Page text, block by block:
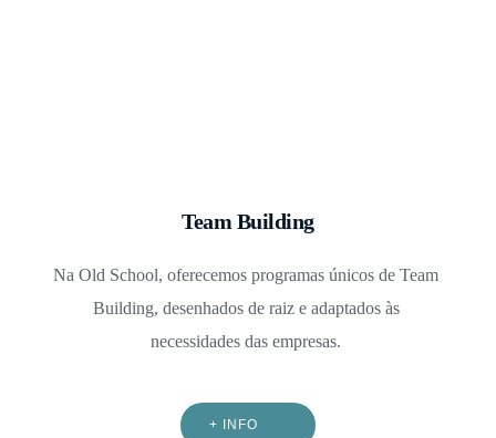
Team Building
Na Old School, oferecemos programas únicos de Team
Building, desenhados de raiz e adaptados às
necessidades das empresas.
+ INFO